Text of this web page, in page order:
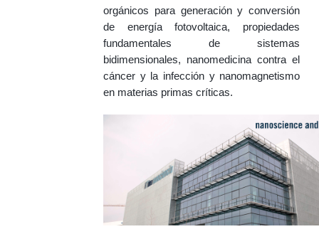
orgánicos para generación y conversión
de energía fotovoltaica, propiedades
fundamentales de sistemas
bidimensionales, nanomedicina contra el
cáncer y la infección y nanomagnetismo
en materias primas críticas.